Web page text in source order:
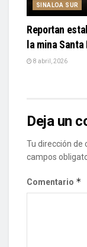
SINALOA SUR
Reportan
la mina Santa
8 abril, 2026
Deja un
Tu dirección de
campos
Comentario *